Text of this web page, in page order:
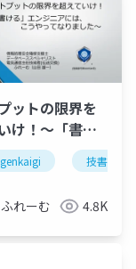
ットの限界を
け！～「書け
ジニアには、
てなりました
genkaigi 技書博
ふれーむ 4.8K